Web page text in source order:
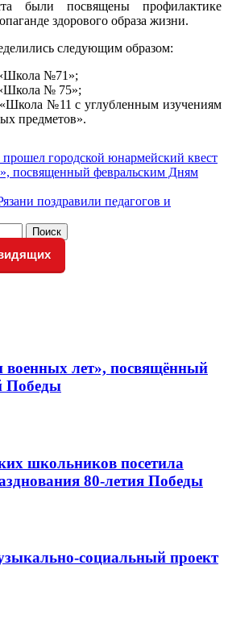
были посвящены профилактике
здорового образа жизни.
следующим образом:
№71»;
№ 75»;
№11 с углубленным изучениям
предметов».
прошел городской юнармейский квест
посвященный февральским Дням
поздравили педагогов и
Поиск
военных лет», посвящённый
Победы
школьников посетила
80-летия Победы
социальный проект